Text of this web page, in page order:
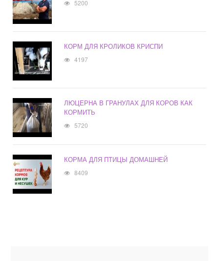
5200
КОРМ ДЛЯ КРОЛИКОВ КРИСПИ
4197
ЛЮЦЕРНА В ГРАНУЛАХ ДЛЯ КОРОВ КАК
КОРМИТЬ
5720
КОРМА ДЛЯ ПТИЦЫ ДОМАШНЕЙ
8409